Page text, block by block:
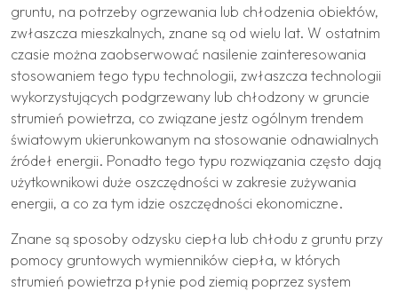
gruntu, na potrzeby ogrzewania lub chłodzenia obiektów,
zwłaszcza mieszkalnych, znane są od wielu lat. W ostatnim
czasie można zaobserwować nasilenie zainteresowania
stosowaniem tego typu technologii, zwłaszcza technologii
wykorzystujących podgrzewany lub chłodzony w gruncie
strumień powietrza, co związane jestz ogólnym trendem
światowym ukierunkowanym na stosowanie odnawialnych
źródeł energii. Ponadto tego typu rozwiązania często dają
użytkownikowi duże oszczędności w zakresie zużywania
energii, a co za tym idzie oszczędności ekonomiczne.
Znane są sposoby odzysku ciepła lub chłodu z gruntu przy
pomocy gruntowych wymienników ciepła, w których
strumień powietrza płynie pod ziemią poprzez system